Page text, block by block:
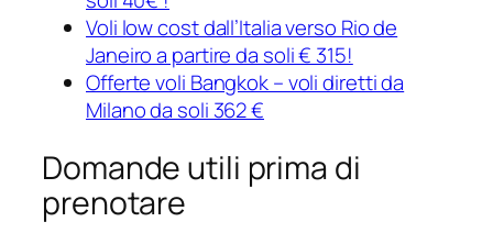
Voli low cost dall’Italia verso Rio de
Janeiro a partire da soli € 315!
Offerte voli Bangkok – voli diretti da
Milano da soli 362 €
Domande utili prima di
prenotare